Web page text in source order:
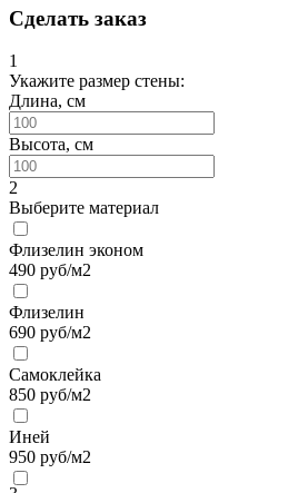
Сделать заказ
1
Укажите размер стены:
Длина, см
Высота, см
2
Выберите материал
Флизелин эконом
490 руб/м2
Флизелин
690 руб/м2
Самоклейка
850 руб/м2
Иней
950 руб/м2